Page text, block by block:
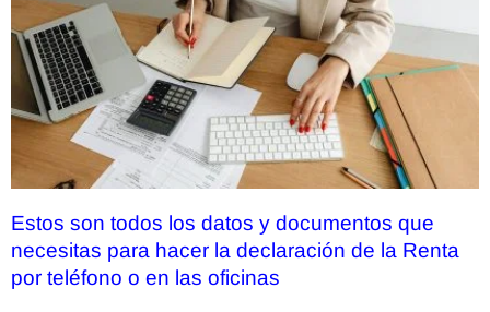
Estos son todos los datos y documentos que
necesitas para hacer la declaración de la Renta
por teléfono o en las oficinas